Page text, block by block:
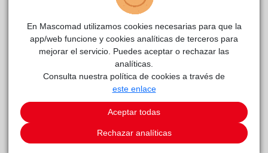
COMENTARIOS
Carácter
En Mascomad utilizamos cookies necesarias para que la
app/web funcione y cookies analíticas de terceros para
mejorar el servicio. Puedes aceptar o rechazar las
analíticas.
Consulta nuestra política de cookies a través de
este enlace
Aceptar todas
Rechazar analíticas